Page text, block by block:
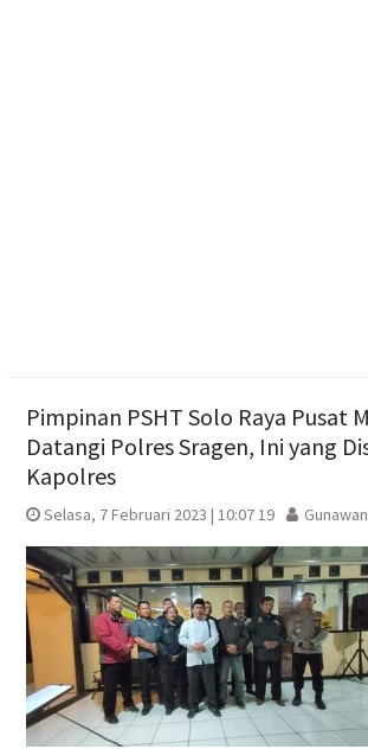
Pimpinan PSHT Solo Raya Pusat
Datangi Polres Sragen, Ini yang
Kapolres
Selasa, 7 Februari 2023 | 10:07 19 Gunawan